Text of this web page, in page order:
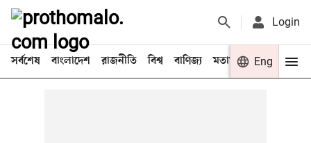
Login
সর্বশেষ বাংলাদেশ রাজনীতি বিশ্ব বাণিজ্য মতামত খেলা
Eng